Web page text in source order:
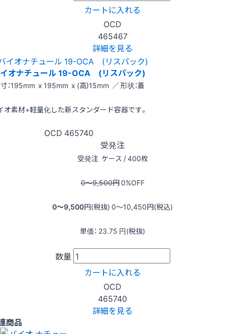
カートに入れる
OCD
465467
詳細を見る
オナチュール 19-OCA (リスパック)
：195mm x 195mm x (高)15mm ／ 形状：蓋
オ素材+軽量化した新スタンダード容器です。
OCD 465740
受発注
受発注 ケース / 400枚
0〜9,500円0%OFF
0〜9,500円(税抜) 0〜10,450円(税込)
単価： 23.75 円(税抜)
数量
カートに入れる
OCD
465740
詳細を見る
商品